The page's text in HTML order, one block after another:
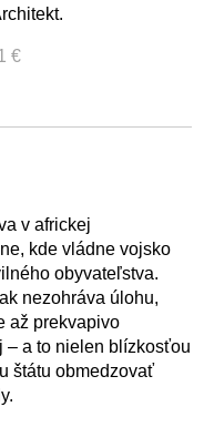
€
v africkej
kde vládne vojsko
obyvateľstva.
nezohráva úlohu,
až prekvapivo
– a to nielen blízkosťou
štátu obmedzovať